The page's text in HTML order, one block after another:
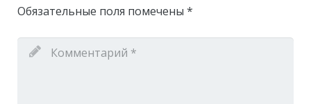
Обязательные поля помечены *